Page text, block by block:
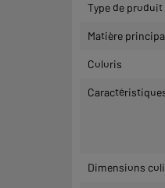
Type de produit
Matière
Coloris
Dimensions